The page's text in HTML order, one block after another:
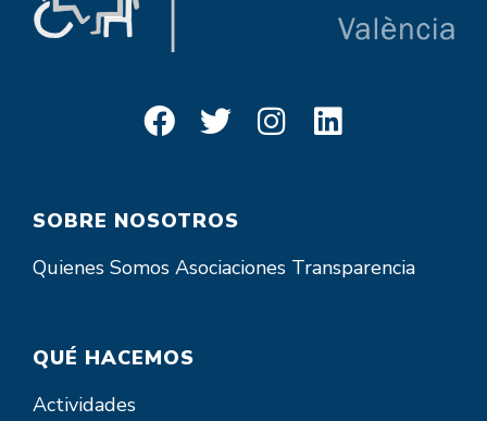
SOBRE NOSOTROS
Quienes Somos Asociaciones Transparencia
QUÉ HACEMOS
Actividades